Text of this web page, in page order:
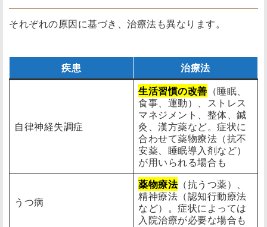
それぞれの原因に基づき、治療法も異なります。
疾患 治療法
自律神経失調症
生活習慣の改善 （睡眠、
食事、運動）、ストレス
マネジメント、整体、鍼
灸、漢方薬など。症状に
合わせて薬物療法（抗不
安薬、睡眠導入剤など）
が用いられる場合も
うつ病
薬物療法（抗うつ薬）、
精神療法（認知行動療法
など）。症状によっては
入院治療が必要な場合も